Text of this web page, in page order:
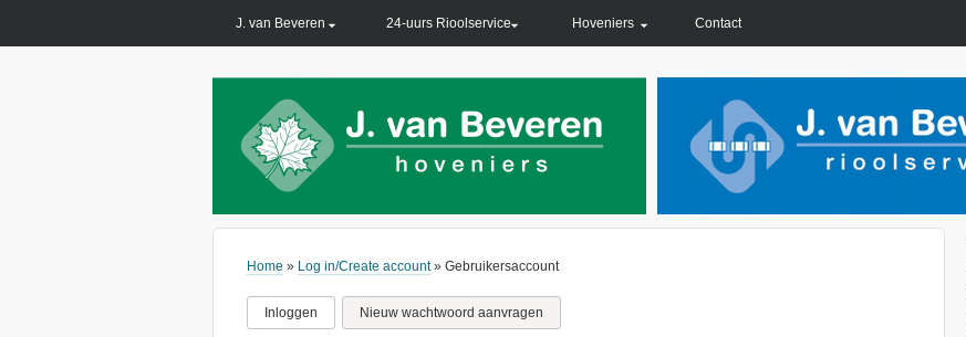
J. van Beveren 24-uurs Rioolservice Hoveniers Contact
Home » Log in/Create account» Gebruikersaccount
Inloggen Nieuw wachtwoord aanvragen